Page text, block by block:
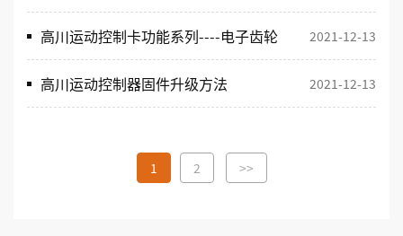
高川运动控制卡功能系列----电子齿轮 2021-12-13
高川运动控制器固件升级方法 2021-12-13
1 2 >>